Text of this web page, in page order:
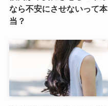
なら不安にさせないって本
当？